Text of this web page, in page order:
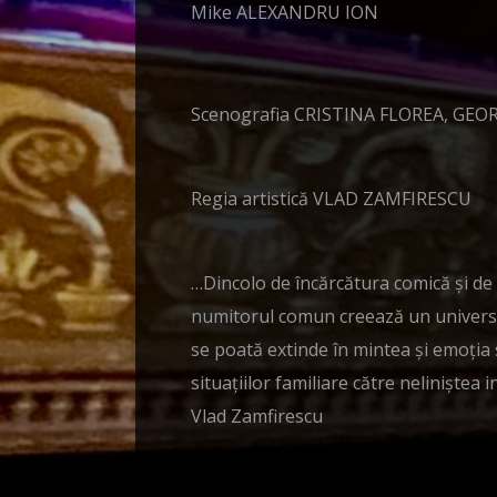
Mike ALEXANDRU ION
Scenografia CRISTINA FLOREA,
Regia artistică VLAD ZAMFIRESCU
…Dincolo de încărcătura comică și
numitorul comun creează un
se poată extinde în mintea și
situațiilor familiare către neliniștea
Vlad Zamfirescu